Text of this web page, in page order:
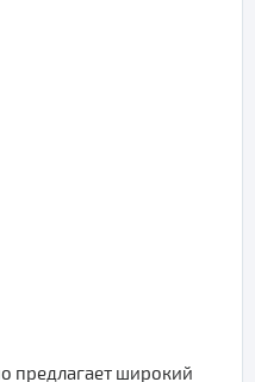
предлагает широкий